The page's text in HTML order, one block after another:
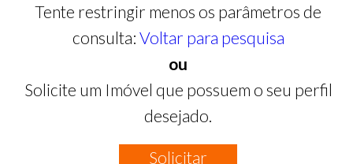
Tente restringir menos os parâmetros de
consulta: Voltar para pesquisa
ou
Solicite um Imóvel que possuem o seu perfil
desejado.
Solicitar